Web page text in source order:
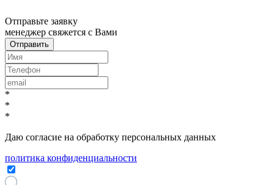
Отправьте заявку
менеджер свяжется с Вами
*
*
*
Даю согласие на обработку персональных данных
политика конфиденциальности